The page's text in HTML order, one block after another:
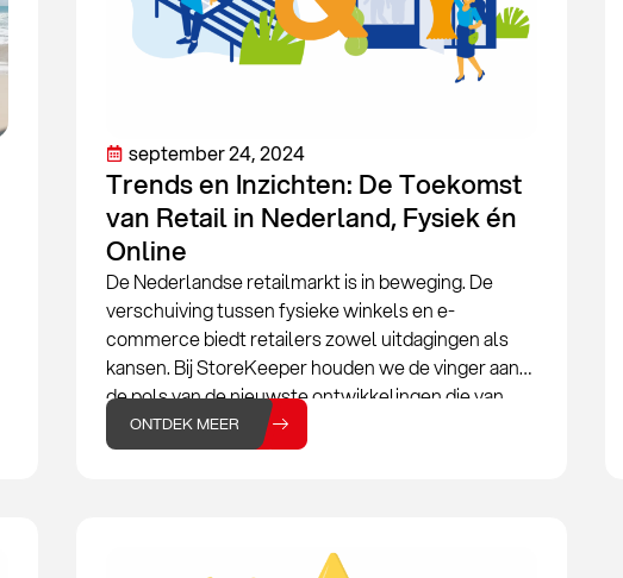
september 24, 2024
Trends en Inzichten: De Toekomst
van Retail in Nederland, Fysiek én
Online
De Nederlandse retailmarkt is in beweging. De
verschuiving tussen fysieke winkels en e-
commerce biedt retailers zowel uitdagingen als
kansen. Bij StoreKeeper houden we de vinger aan
de pols van de nieuwste ontwikkelingen die van
invloed zijn op jouw onderneming. Of je nu een
fysieke winkel hebt, een webshop runt, of
ONTDEK MEER